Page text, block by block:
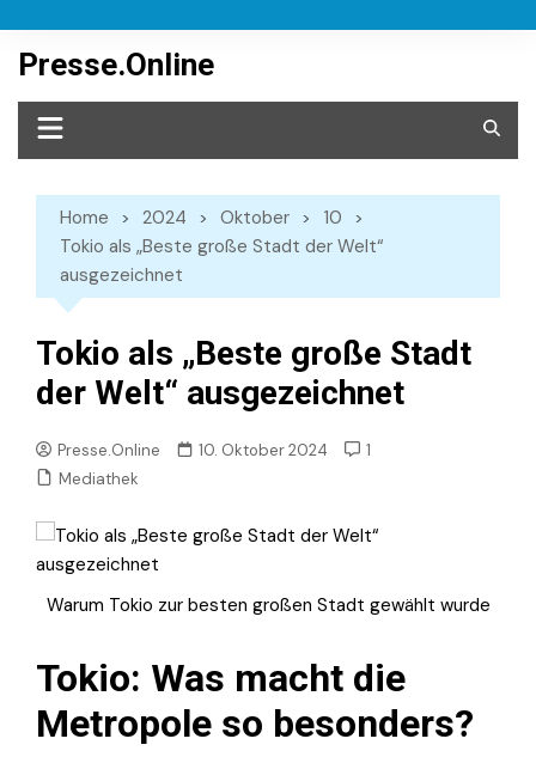
content
Presse.Online
Home 2024 Oktober
10
Tokio als „Beste große Stadt der Welt“
ausgezeichnet
Tokio als „Beste große Stadt
der Welt“ ausgezeichnet
Presse.Online 10. Oktober 2024
1
Mediathek
Warum Tokio zur besten großen Stadt gewählt wurde
Tokio: Was macht die
Metropole so besonders?